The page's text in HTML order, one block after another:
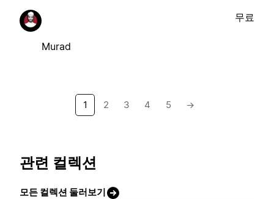
Murad
무료
1 2 3 4 5 →
관련 컬렉션
모든 컬렉션 둘러보기